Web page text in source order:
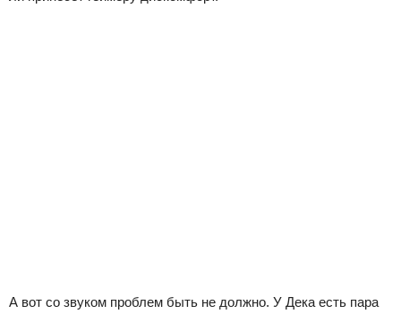
А вот со звуком проблем быть не должно. У Дека есть пара